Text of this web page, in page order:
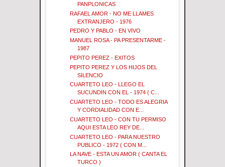
PANPLONICAS
RAFAEL AMOR - NO ME LLAMES
EXTRANJERO - 1976
PEDRO Y PABLO - EN VIVO
MANUEL ROSA - PA PRESENTARME -
1987
PEPITO PEREZ - EXITOS
PEPITO PEREZ Y LOS HIJOS DEL
SILENCIO
CUARTETO LEO - LLEGO EL
SUCUNDIN CON EL - 1974 ( C...
CUARTETO LEO - TODO ES ALEGRIA
Y CORDIALIDAD CON E...
CUARTETO LEO - CON TU PERMISO
AQUI ESTA LEO REY DE...
CUARTETO LEO - PARA NUESTRO
PUBLICO - 1972 ( CON M...
LA NAVE - ESTA UN AMOR ( CANTA EL
TURCO )